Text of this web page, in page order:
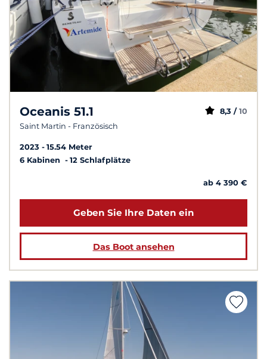
Oceanis 51.1
Saint Martin - Französisch
8,3 / 10
2023
15.54 Meter
6 Kabinen
12 Schlafplätze
ab 4 390 €
Geben Sie Ihre Daten ein
Das Boot ansehen